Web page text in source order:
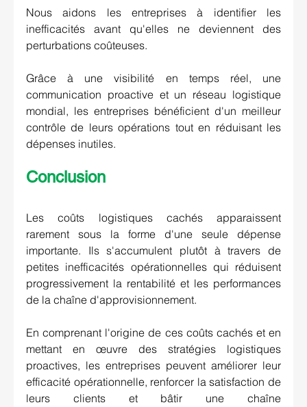
Nous aidons les entreprises à identifier les
inefficacités avant qu'elles ne deviennent des
perturbations coûteuses.
Grâce à une visibilité en temps réel, une
communication proactive et un réseau logistique
mondial, les entreprises bénéficient d'un meilleur
contrôle de leurs opérations tout en réduisant les
dépenses inutiles.
Conclusion
Les coûts logistiques cachés apparaissent
rarement sous la forme d'une seule dépense
importante. Ils s'accumulent plutôt à travers de
petites inefficacités opérationnelles qui réduisent
progressivement la rentabilité et les performances
de la chaîne d'approvisionnement.
En comprenant l'origine de ces coûts cachés et en
mettant en œuvre des stratégies logistiques
proactives, les entreprises peuvent améliorer leur
efficacité opérationnelle, renforcer la satisfaction de
leurs clients et bâtir une chaîne